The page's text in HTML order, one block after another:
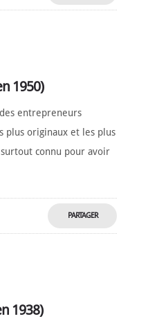
1950)
entrepreneurs
plus originaux et les plus
connu pour avoir
PARTAGER
1938)